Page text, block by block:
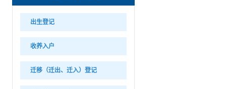
出生登记
收养入户
迁移（迁出、迁入）登记